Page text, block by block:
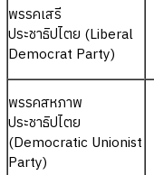
พรรคเสรี
ประชาธิปไตย (Liberal
Democrat Party)
พรรคสหภาพ
ประชาธิปไตย
(Democratic Unionist
Party)